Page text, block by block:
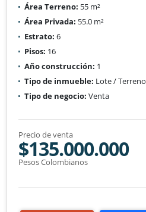
Área Terreno: 55 m²
Área Privada: 55.0 m²
Estrato: 6
Pisos: 16
Año construcción: 1
Tipo de inmueble: Lote / Terreno
Tipo de negocio: Venta
Precio de venta
$135.000.000
Pesos Colombianos